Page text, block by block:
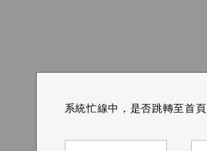
系統忙線中，是否跳轉至首頁
系統忙線中，是否跳轉至首頁
系統忙線中，是否跳轉至首頁
系統忙線中，是否跳轉至首頁
系統忙線中，是否跳轉至首頁